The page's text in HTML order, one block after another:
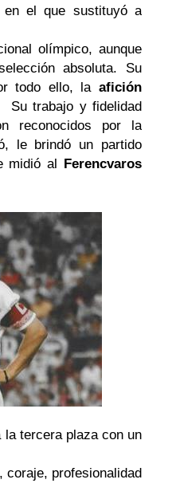
el que sustituyó a
olímpico, aunque
absoluta. Su
todo ello, la afición
Su trabajo y fidelidad
reconocidos por la
le brindó un partido
midió al Ferencvaros
la tercera plaza con un
coraje, profesionalidad